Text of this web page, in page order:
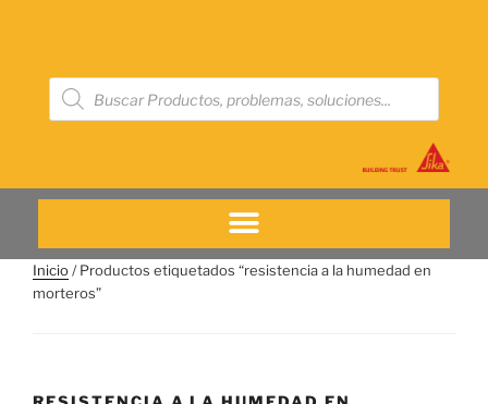
Inicio/ Productos etiquetados “resistencia a la humedad en
morteros”